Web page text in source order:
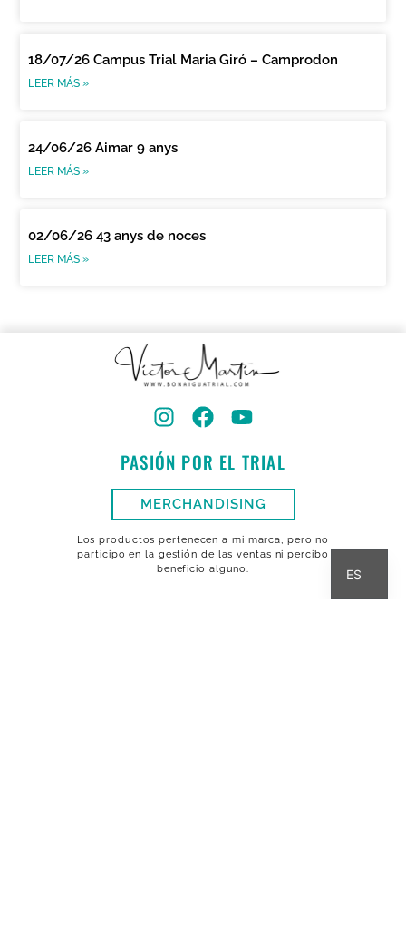
18/07/26 Campus Trial Maria Giró – Camprodon
LEER MÁS »
24/06/26 Aimar 9 anys
LEER MÁS »
02/06/26 43 anys de noces
LEER MÁS »
PASIÓN POR EL TRIAL
MERCHANDISING
Los productos pertenecen a mi marca, pero no
participo en la gestión de las ventas ni percibo
beneficio alguno.
ES